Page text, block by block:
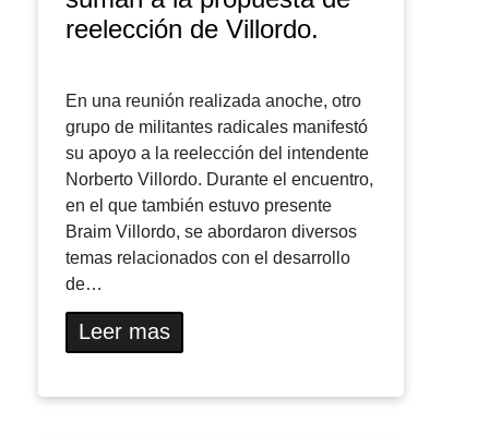
reelección de Villordo.
En una reunión realizada anoche, otro
grupo de militantes radicales manifestó
su apoyo a la reelección del intendente
Norberto Villordo. Durante el encuentro,
en el que también estuvo presente
Braim Villordo, se abordaron diversos
temas relacionados con el desarrollo
de…
Leer mas